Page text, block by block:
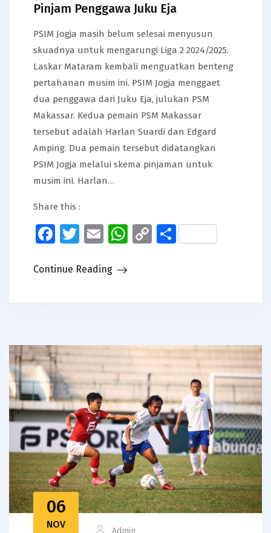
Pinjam Penggawa Juku Eja
PSIM Jogja masih belum selesai menyusun
skuadnya untuk mengarungi Liga 2 2024/2025.
Laskar Mataram kembali menguatkan benteng
pertahanan musim ini. PSIM Jogja menggaet
dua penggawa dari Juku Eja, julukan PSM
Makassar. Kedua pemain PSM Makassar
tersebut adalah Harlan Suardi dan Edgard
Amping. Dua pemain tersebut didatangkan
PSIM Jogja melalui skema pinjaman untuk
musim ini. Harlan…
Share this :
Facebook
Twitter
EmailWhatsApp
CopyShare
Continue Reading
06
NOV